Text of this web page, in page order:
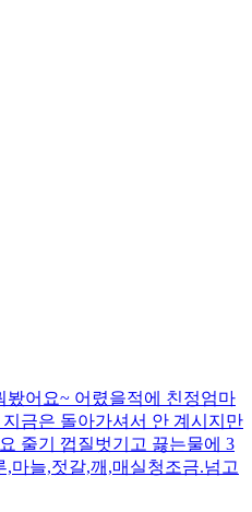
봤어요~ 어렸을적에 친정엄마
금은 돌아가셔서 안 계시지만
줄기 껍질벗기고 끓는물에 3
마늘,젓갈,깨,매실청조금.넘고